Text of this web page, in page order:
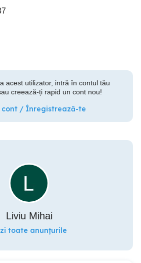
acest utilizator, intră în contul tău
creează-ți rapid un cont nou!
/ Înregistrează-te
Liviu Mihai
toate anunțurile